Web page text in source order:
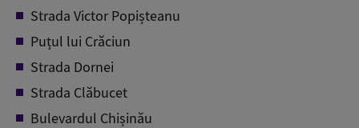
Strada Victor Popișteanu
Puțul lui Crăciun
Strada Dornei
Strada Clăbucet
Bulevardul Chișinău